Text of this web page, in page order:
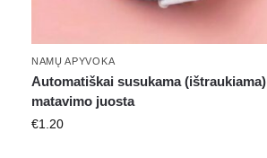
NAMŲ APYVOKA
Automatiškai susukama (ištraukiama)
matavimo juosta
€1.20